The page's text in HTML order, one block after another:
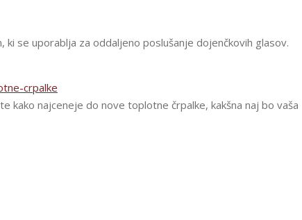
se uporablja za oddaljeno poslušanje dojenčkovih glasov.
crpalke
kako najceneje do nove toplotne črpalke, kakšna naj bo vaša